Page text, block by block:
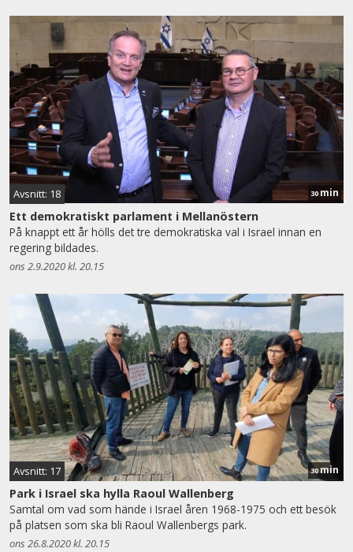
Avsnitt: 18 30min
Ett demokratiskt parlament i Mellanöstern
På knappt ett år hölls det tre demokratiska val i Israel innan en
regering bildades.
ons 2.9.2020 kl. 20.15
Avsnitt: 17 30 min
Park i Israel ska hylla Raoul Wallenberg
Samtal om vad som hände i Israel åren 1968-1975 och ett besök
på platsen som ska bli Raoul Wallenbergs park.
ons 26.8.2020 kl. 20.15